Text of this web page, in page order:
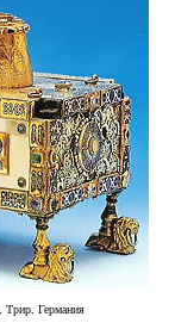
Трир, Германия